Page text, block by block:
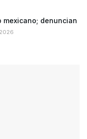
mexicano; denuncian